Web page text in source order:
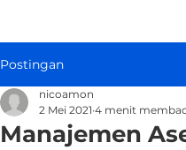
Postingan
Manajemen
nicoamon
2 Mei 2021 4 menit